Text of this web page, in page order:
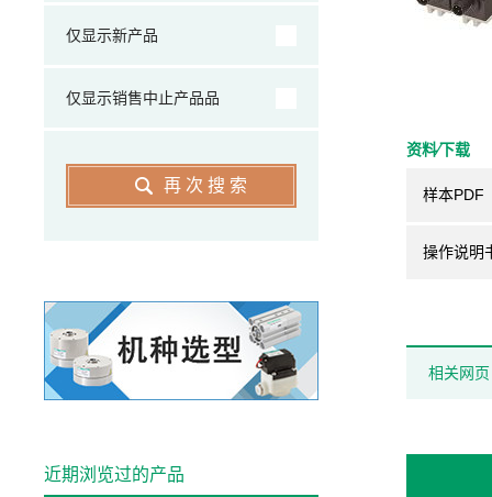
资料⁄下载
样本PDF
操作说明
相关网页
仅显示新产品
仅显示销售中止产品品
再次搜索
近期浏览过的产品